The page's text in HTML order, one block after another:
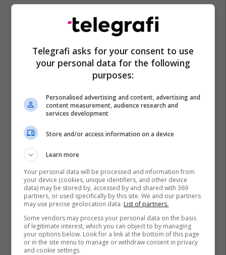
Davide Santon Transferimet
Galatasaray
Inter
Real Betis Serie A
Telegrafi asks for your consent to use
your personal data for the following
purposes:
Personalised advertising and content, advertising and
content measurement, audience research and
services development
Store and/or access information on a device
Learn more
Your personal data will be processed and information from
your device (cookies, unique identifiers, and other device
data) may be stored by, accessed by and shared with 369
partners, or used specifically by this site. We and our partners
may use precise geolocation data. List of partners.
Some vendors may process your personal data on the basis
of legitimate interest, which you can object to by managing
your options below. Look for a link at the bottom of this page
or in the site menu to manage or withdraw consent in privacy
and cookie settings.